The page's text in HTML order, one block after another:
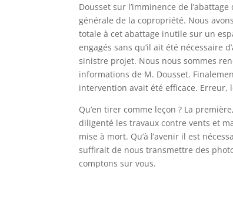
Dousset sur l’imminence de
générale de la copropriété. Nous
totale à cet abattage inutile sur un
engagés sans qu’il ait été nécessaire
sinistre projet. Nous nous sommes
informations de M. Dousset.
intervention avait été efficace.
Qu’en tirer comme leçon ? La
diligenté les travaux contre vents et
mise à mort. Qu’à l’avenir il est
suffirait de nous transmettre des
comptons sur vous.